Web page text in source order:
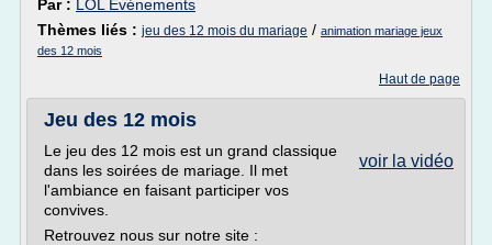
Par : LOL Evénements
Thèmes liés : jeu des 12 mois du mariage / animation mariage jeux
des 12 mois
Haut de page
Jeu des 12 mois
voir la vidéo
Le jeu des 12 mois est un grand classique
dans les soirées de mariage. Il met
l'ambiance en faisant participer vos
convives.
Retrouvez nous sur notre site :